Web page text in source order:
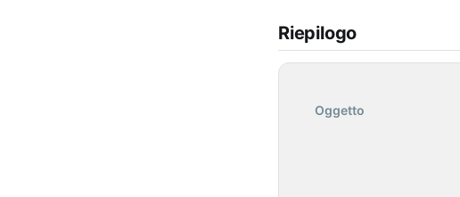
Riepilogo
Oggetto